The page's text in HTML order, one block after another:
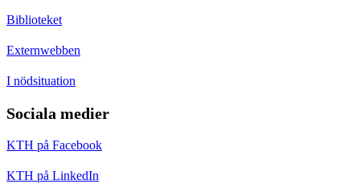
Biblioteket
Externwebben
I nödsituation
Sociala medier
KTH på Facebook
KTH på LinkedIn